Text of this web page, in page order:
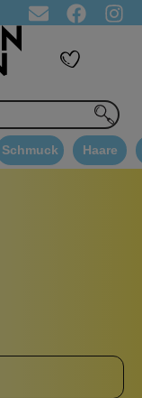
☁
Schmuck Haare